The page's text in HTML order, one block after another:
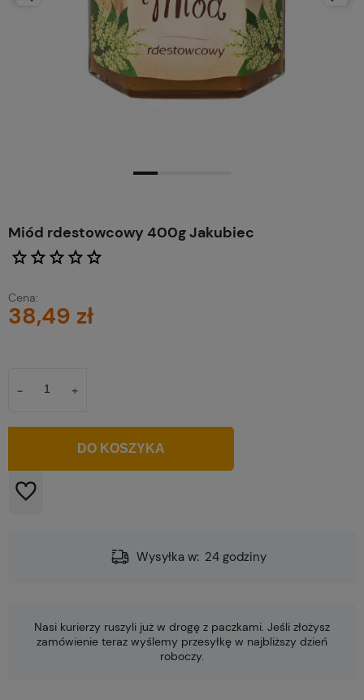
Miód rdestowcowy 400g Jakubiec
Cena:
38,49 zł
+
-
DO KOSZYKA
Wysyłka w: 24 godziny
Nasi kurierzy ruszyli już w drogę z paczkami. Jeśli złożysz
zamówienie teraz wyślemy przesyłkę w najbliższy dzień
roboczy.